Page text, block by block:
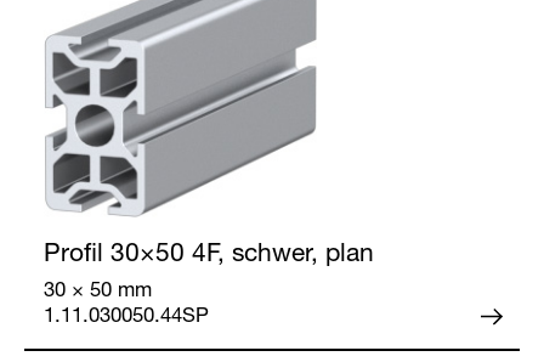
Profil 30×50 4F, schwer, plan
30 × 50 mm
1.11.030050.44SP